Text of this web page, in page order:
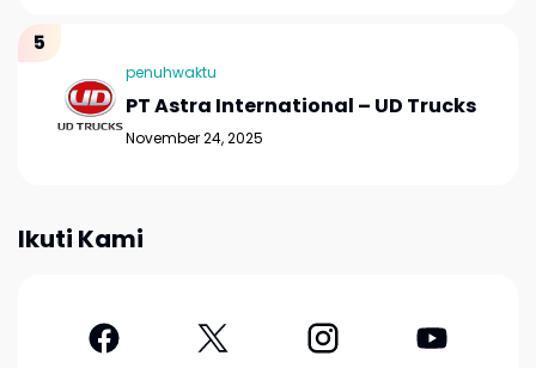
penuhwaktu
PT Astra International – UD Trucks
November 24, 2025
Ikuti Kami